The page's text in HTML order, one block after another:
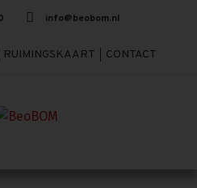
info@beobom.nl
RUIMINGSKAART CONTACT